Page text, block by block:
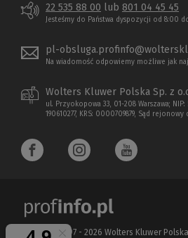
22 535 88 00 lub 801 04 45 45
Jesteśmy do Państwa dyspozycji od 8:00
pl-
Na wiadomość odpowiemy możliwe jak
Wolters Kluwer Polska Sp. z
ul. Przyokopowa 33, 01-208 Warszawa; NIP:
190610277, KRS: 0000709879, Sąd rejonowy
Copyright 1997 - 2026 Wolters Kluwer